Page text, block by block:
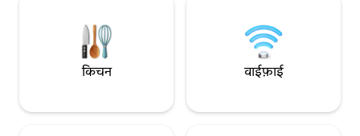
किचन वाईफ़ाई